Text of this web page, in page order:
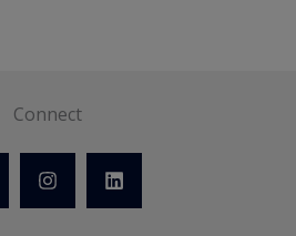
Connect